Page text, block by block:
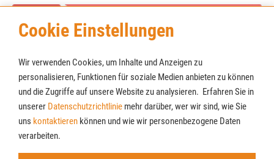
Cookie Einstellungen
Wir verwenden Cookies, um Inhalte und Anzeigen zu
personalisieren, Funktionen für soziale Medien anbieten zu können
und die Zugriffe auf unsere Website zu analysieren. Erfahren Sie in
unserer Datenschutzrichtlinie mehr darüber, wer wir sind, wie Sie
uns kontaktieren können und wie wir personenbezogene Daten
verarbeiten.
Cookies
Newsletter
AGB